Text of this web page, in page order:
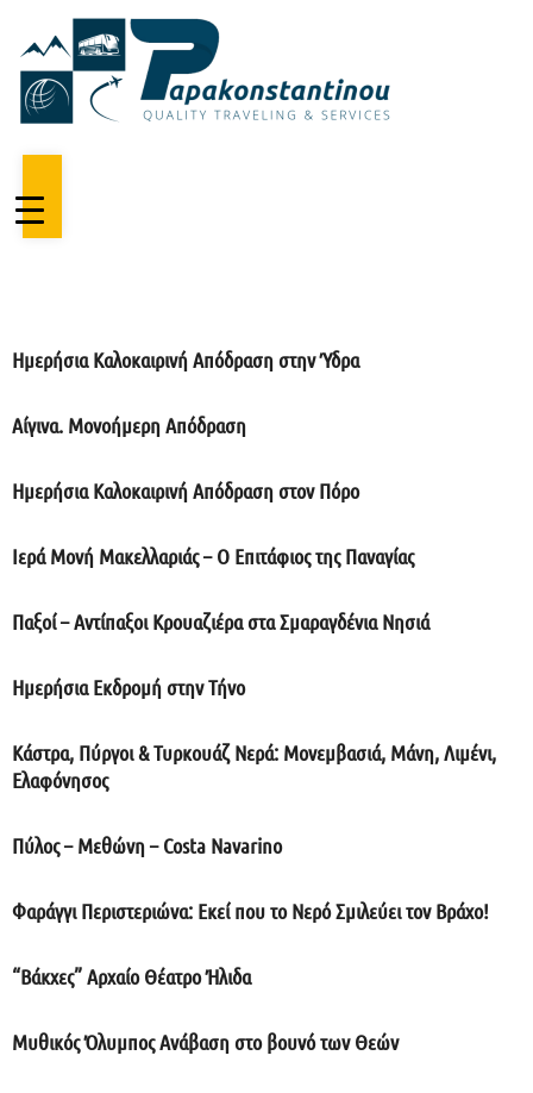
περιεχόμενο
Ημερήσια Καλοκαιρινή Απόδραση στην Ύδρα
Αίγινα. Μονοήμερη Απόδραση
Ημερήσια Καλοκαιρινή Απόδραση στον Πόρο
Ιερά Μονή Μακελλαριάς – Ο Επιτάφιος της Παναγίας
Παξοί – Αντίπαξοι Κρουαζιέρα στα Σμαραγδένια Νησιά
Ημερήσια Εκδρομή στην Τήνο
Κάστρα, Πύργοι & Τυρκουάζ Νερά: Μονεμβασιά, Μάνη, Λιμένι,
Ελαφόνησος
Πύλος – Μεθώνη – Costa Navarino
Φαράγγι Περιστεριώνα: Εκεί που το Νερό Σμιλεύει τον Βράχο!
“Βάκχες” Αρχαίο Θέατρο Ήλιδα
Μυθικός Όλυμπος Ανάβαση στο βουνό των Θεών